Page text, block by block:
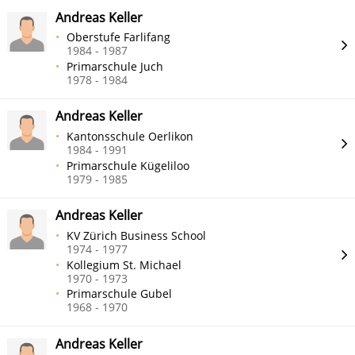
Andreas Keller
Oberstufe Farlifang
1984 - 1987
Primarschule Juch
1978 - 1984
Andreas Keller
Kantonsschule Oerlikon
1984 - 1991
Primarschule Kügeliloo
1979 - 1985
Andreas Keller
KV Zürich Business School
1974 - 1977
Kollegium St. Michael
1970 - 1973
Primarschule Gubel
1968 - 1970
Andreas Keller